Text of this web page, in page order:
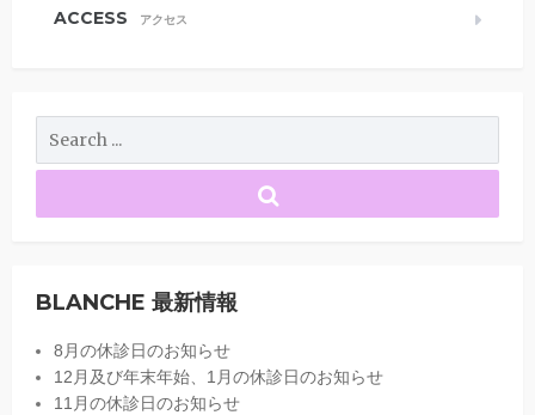
ACCESS アクセス
BLANCHE 最新情報
8月の休診日のお知らせ
12月及び年末年始、1月の休診日のお知らせ
11月の休診日のお知らせ